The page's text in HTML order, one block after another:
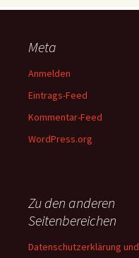
Meta
Anmelden
Eintrags-Feed
Kommentar-Feed
WordPress.org
Zu den anderen
Seitenbereichen
Datenschutzerklärung und